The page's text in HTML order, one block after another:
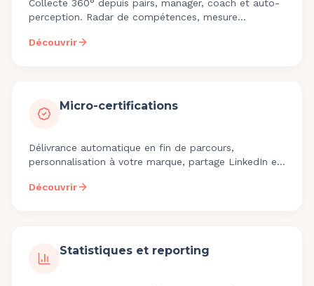
Collecte 360° depuis pairs, manager, coach et auto-
perception. Radar de compétences, mesure
développement.
Découvrir
Micro-certifications
Délivrance automatique en fin de parcours,
personnalisation à votre marque, partage LinkedIn et
Découvrir
Statistiques et reporting